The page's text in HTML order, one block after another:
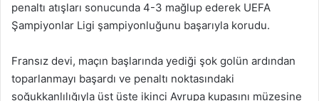
penaltı atışları sonucunda 4-3 mağlup ederek UEFA
Şampiyonlar Ligi şampiyonluğunu başarıyla korudu.
Fransız devi, maçın başlarında yediği şok golün ardından
toparlanmayı başardı ve penaltı noktasındaki
soğukkanlılığıyla üst üste ikinci Avrupa kupasını müzesine